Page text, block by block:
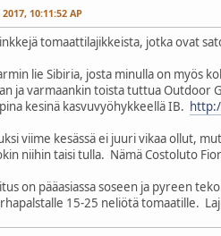
10:11:52 AP
tomaattilajikkeista, jotka ovat
lie Sibiria, josta minulla on myös
ja varmaankin toista tuttua Outdoor
kesinä kasvuvyöhykkeellä IB.
viime kesässä ei juuri vikaa ollut,
niihin taisi tulla. Nämä Costoluto
on pääasiassa soseen ja pyreen
15-25 neliötä tomaatille.